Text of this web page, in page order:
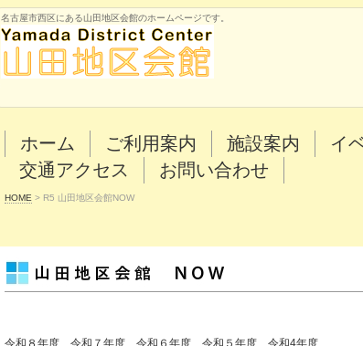
名古屋市西区にある山田地区会館のホームページです。
ホーム ご利用案内 施設案内 イ
交通アクセス
お問い合わせ
HOME > R5 山田地区会館NOW
令和８年度 令和７年度 令和６年度 令和５年度 令和4年度